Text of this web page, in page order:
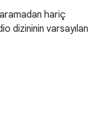
hariç
dizininin varsayılan